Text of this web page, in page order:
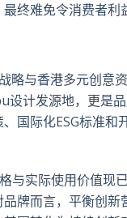
终难免令消费者利
略与香港多元创意
设计发源地，更是
、国际化ESG标准和
与实际使用价值现
牌而言，平衡创新